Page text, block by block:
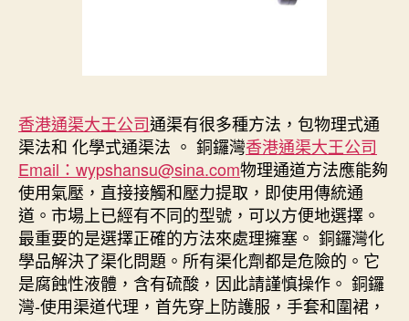
香港通渠大王公司通渠有很多種方法，包物理式通
渠法和 化學式通渠法 。 銅鑼灣香港通渠大王公司
Email：wypshansu@sina.com物理通道方法應能夠
使用氣壓，直接接觸和壓力提取，即使用傳統通
道。市場上已經有不同的型號，可以方便地選擇。
最重要的是選擇正確的方法來處理擁塞。 銅鑼灣化
學品解決了渠化問題。所有渠化劑都是危險的。它
是腐蝕性液體，含有硫酸，因此請謹慎操作。 銅鑼
灣-使用渠道代理，首先穿上防護服，手套和圍裙，